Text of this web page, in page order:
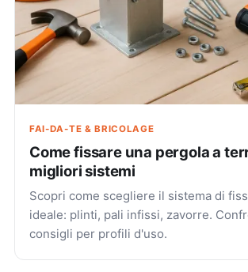
FAI-DA-TE & BRICOLAGE
Come fissare una pergola a
migliori sistemi
Scopri come scegliere il sistema di
ideale: plinti, pali infissi, zavorre.
consigli per profili d'uso.